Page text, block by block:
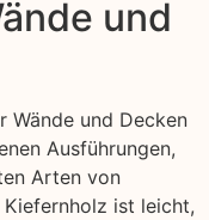
und
Wände und Decken
Ausführungen,
Arten von
ist leicht,